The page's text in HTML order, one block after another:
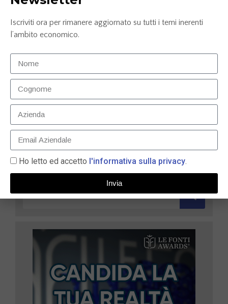
Confronto conto corrente: Credem, ING e
Mediolanum
Iscriviti ora per rimanere aggiornato su tutti i temi inerenti
l’ambito economico.
Ho letto ed accetto l'informativa sulla privacy.
Invia